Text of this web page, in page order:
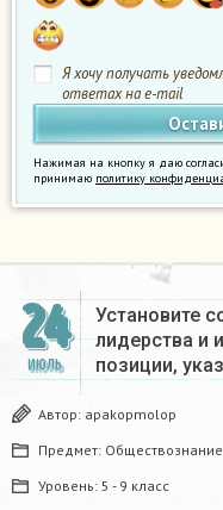
Я хочу получать
ответах на e-mail
Нажимая на кнопку я даю
принимаю политику
24
ИЮЛЬ
Установите
лидерства и
позиции,
Автор: apakopmolop
Предмет: Обществознание
Уровень: 5 - 9 класс